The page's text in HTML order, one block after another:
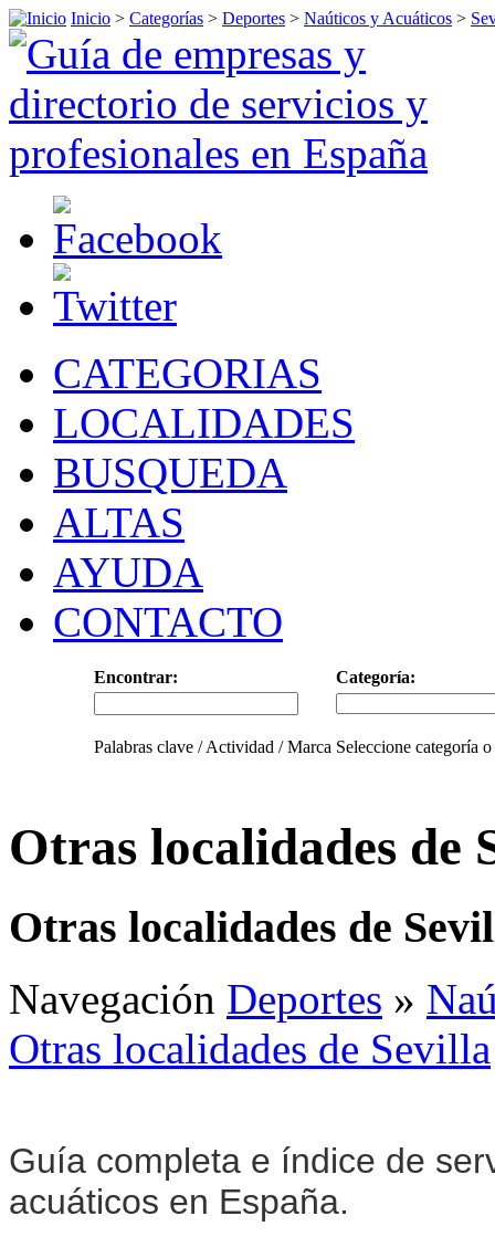
Inicio > Categorías > Deportes > Naúticos y Acuáticos >
CATEGORIAS
LOCALIDADES
BUSQUEDA
ALTAS
AYUDA
CONTACTO
Encontrar: Categoría:
Palabras clave / Actividad / Marca Seleccione categoría
Otras localidades de
Otras localidades de
Navegación Deportes »
Otras localidades de Sevilla
Guía completa e índice de
acuáticos en España.